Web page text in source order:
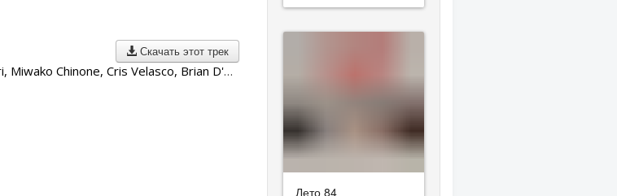
Скачать этот трек
VA | Akiyuki Morimoto, Satoshi Hori, Miwako Chinone, Cris Velasco, Brian D'Oliveira
Лето 84